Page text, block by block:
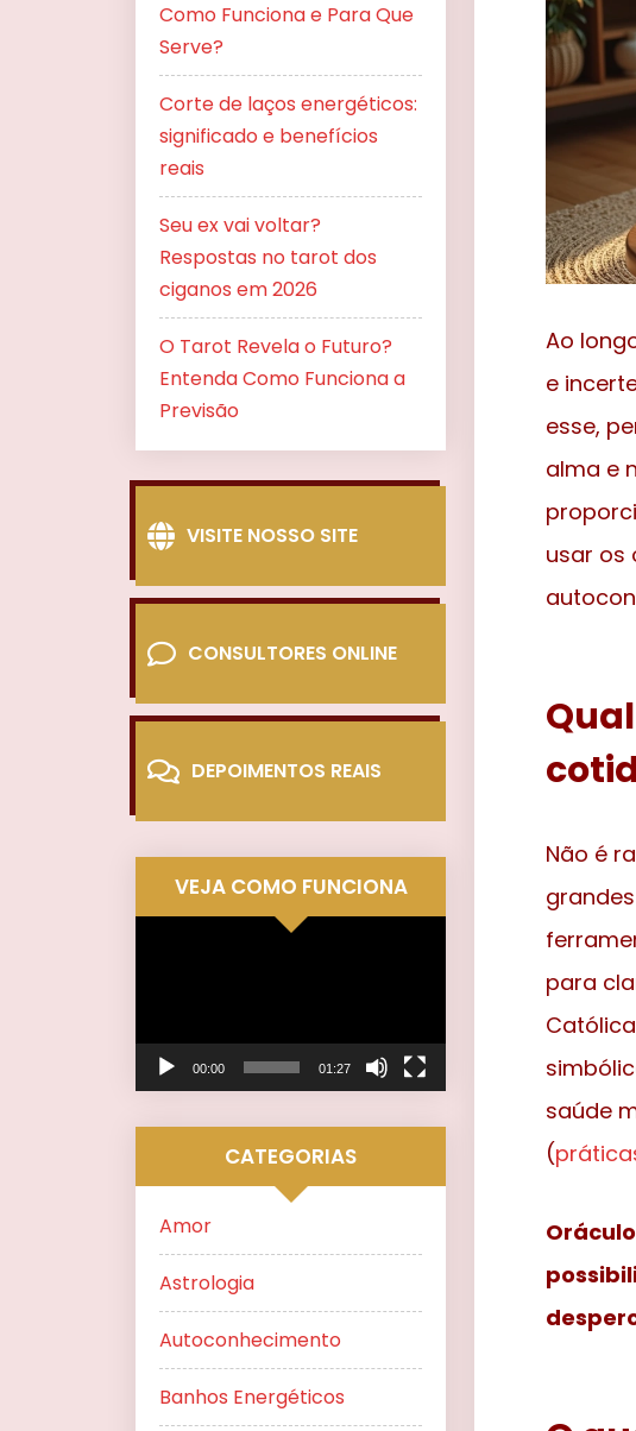
Ao
e
esse,
alma e
usar os
Não é
para
saúde
(
Como Funciona e Para Que
Serve?
Corte de laços energéticos:
significado e benefícios
reais
Seu ex vai voltar?
Respostas no tarot dos
ciganos em 2026
O Tarot Revela o Futuro?
Entenda Como Funciona a
Previsão
VISITE NOSSO SITE
CONSULTORES ONLINE
DEPOIMENTOS REAIS
VEJA COMO FUNCIONA
00:00 01:27
CATEGORIAS
Amor
Astrologia
Autoconhecimento
Banhos Energéticos